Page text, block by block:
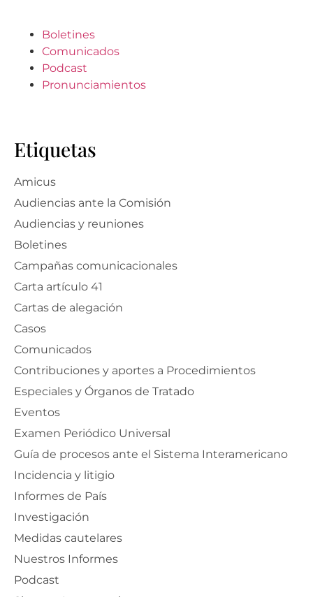
Boletines
Comunicados
Podcast
Pronunciamientos
Etiquetas
Amicus
Audiencias ante la Comisión
Audiencias y reuniones
Boletines
Campañas comunicacionales
Carta artículo 41
Cartas de alegación
Casos
Comunicados
Contribuciones y aportes a Procedimientos
Especiales y Órganos de Tratado
Eventos
Examen Periódico Universal
Guía de procesos ante el Sistema Interamericano
Incidencia y litigio
Informes de País
Investigación
Medidas cautelares
Nuestros Informes
Podcast